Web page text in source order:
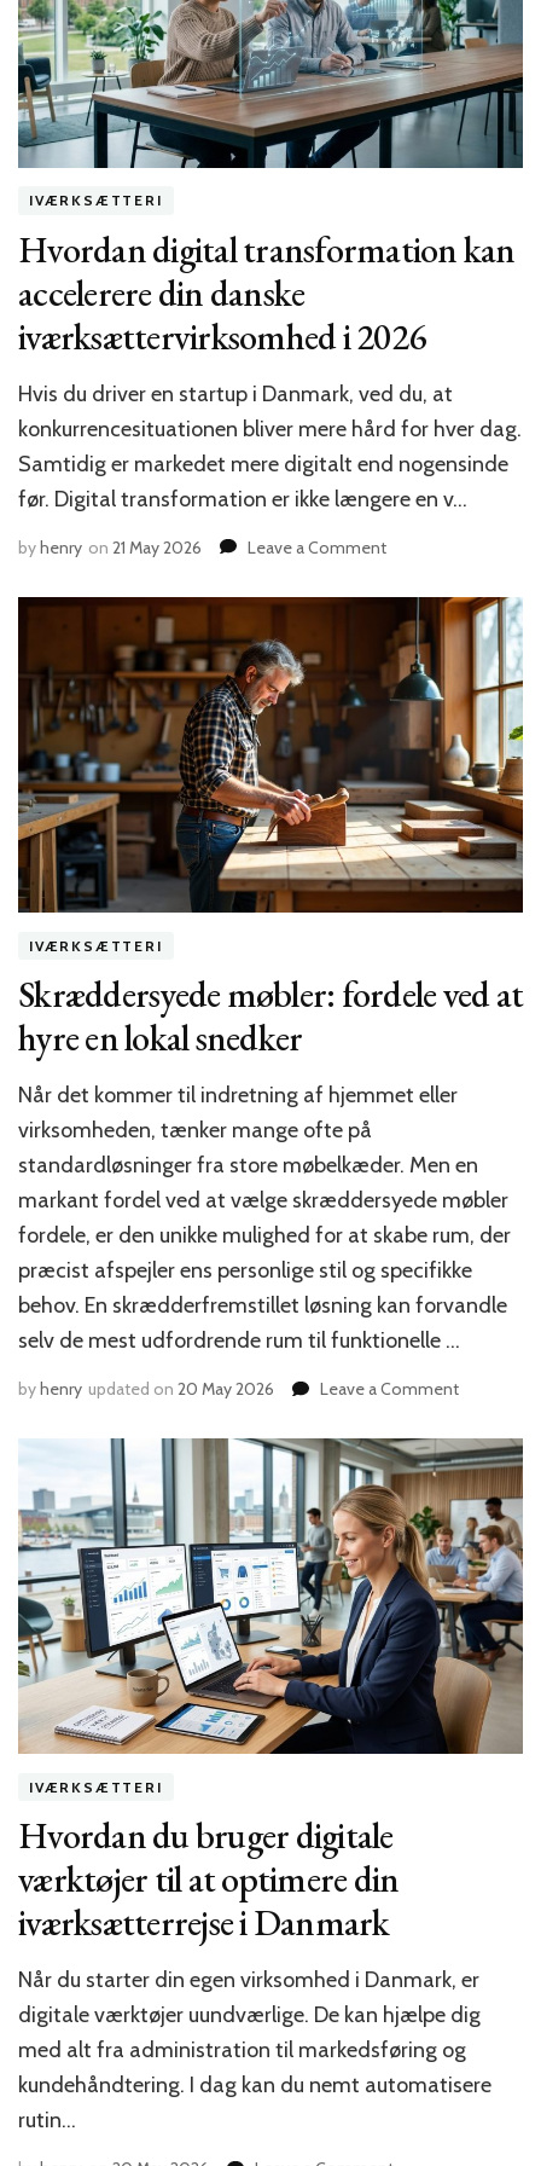
teknologi
for
danske
iværksættere
i
IVÆRKSÆTTERI
Hvordan digital transformation kan
accelerere din danske
iværksættervirksomhed i 2026
Hvis du driver en startup i Danmark, ved du, at
konkurrencesituationen bliver mere hård for hver dag.
Samtidig er markedet mere digitalt end nogensinde
før. Digital transformation er ikke længere en v…
byhenry on 21 May 2026 Leave a Commenton
digital
transformation
kan
accelerere
din
danske
2026
IVÆRKSÆTTERI
Skræddersyede møbler: fordele ved at
hyre en lokal snedker
Når det kommer til indretning af hjemmet eller
virksomheden, tænker mange ofte på
standardløsninger fra store møbelkæder. Men en
markant fordel ved at vælge skræddersyede møbler
fordele, er den unikke mulighed for at skabe rum, der
præcist afspejler ens personlige stil og specifikke
behov. En skrædderfremstillet løsning kan forvandle
selv de mest udfordrende rum til funktionelle …
byhenry updated on 20 May 2026 Leave a Commenton
møbler:
fordele
ved
at
hyre
en
lokal
snedker
IVÆRKSÆTTERI
Hvordan du bruger digitale
værktøjer til at optimere din
iværksætterrejse i Danmark
Når du starter din egen virksomhed i Danmark, er
digitale værktøjer uundværlige. De kan hjælpe dig
med alt fra administration til markedsføring og
kundehåndtering. I dag kan du nemt automatisere
rutin…